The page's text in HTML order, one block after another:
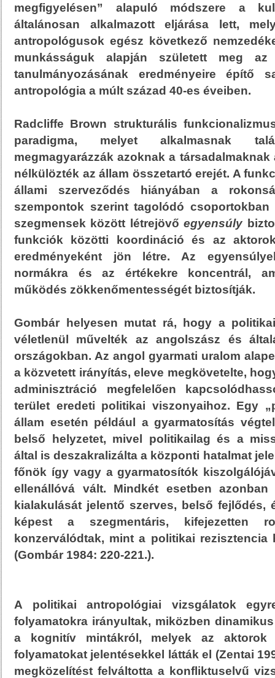
megfigyelésen” alapuló módszere a
általánosan alkalmazott eljárása lett,
antropológusok egész következő
munkásságuk alapján született meg az
tanulmányozásának eredményeire építő
antropológia a múlt század 40-es éveiben.
Radcliffe Brown strukturális
paradigma, melyet alkalmasnak
megmagyarázzák azoknak a
nélkülözték az állam összetartó erejét. A
állami szerveződés hiányában a
szempontok szerint tagolódó
szegmensek között létrejövőegyensúly
funkciók közötti koordináció és az
eredményeként jön létre. Az
normákra és az értékekre koncentrál,
működés zökkenőmentességét biztosítják.
Gombár helyesen mutat rá, hogy a
véletlenül művelték az angolszász és
országokban. Az angol gyarmati uralom
a közvetett irányítás, eleve megkövetelte,
adminisztráció megfelelően
terület eredeti politikai viszonyaihoz. Egy
állam esetén például a gyarmatosítás
belső helyzetet, mivel politikailag és a
által is deszakralizálta a központi hatalmat
főnök így vagy a gyarmatosítók
ellenállóvá vált. Mindkét esetben
kialakulását jelentő szerves, belső fejlődés,
képest a szegmentáris, kifejezetten
konzerválódtak, mint a politikai rezisztencia
(Gombár 1984: 220-221.).
A politikai antropológiai vizsgálatok
folyamatokra irányultak, miközben
a kognitív mintákról, melyek az aktorok
folyamatokat jelentésekkel látták el (Zentai
megközelítést felváltotta a konfliktuselvű